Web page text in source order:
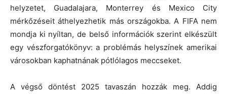
helyzetet, Guadalajara, Monterrey és Mexico City
mérkőzéseit áthelyezhetik más országokba. A FIFA nem
mondja ki nyíltan, de belső információk szerint elkészült
egy vészforgatókönyv: a problémás helyszínek amerikai
városokban kaphatnának pótlólagos meccseket.
A végső döntést 2025 tavaszán hozzák meg. Addig